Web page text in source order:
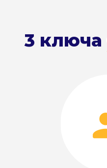
3 ключа